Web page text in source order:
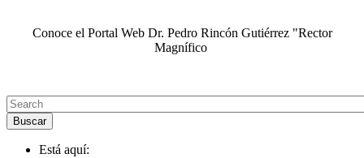
Conoce el Portal Web Dr. Pedro Rincón Gutiérrez "Rector
Magnífico
Está aquí: